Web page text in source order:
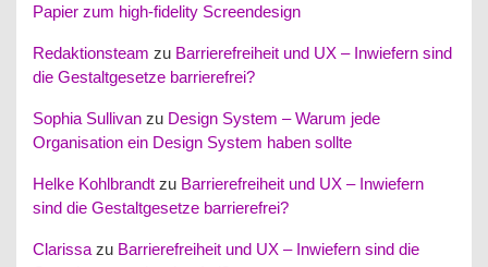
Papier zum high-fidelity Screendesign
Redaktionsteam zu Barrierefreiheit und UX – Inwiefern sind
die Gestaltgesetze barrierefrei?
Sophia Sullivan zu Design System – Warum jede
Organisation ein Design System haben sollte
Helke Kohlbrandt zu Barrierefreiheit und UX – Inwiefern
sind die Gestaltgesetze barrierefrei?
Clarissa zu Barrierefreiheit und UX – Inwiefern sind die